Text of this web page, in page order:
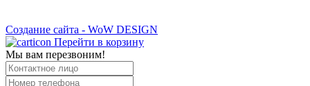
Создание сайта - WoW DESIGN
Перейти в корзину
Мы вам перезвоним!